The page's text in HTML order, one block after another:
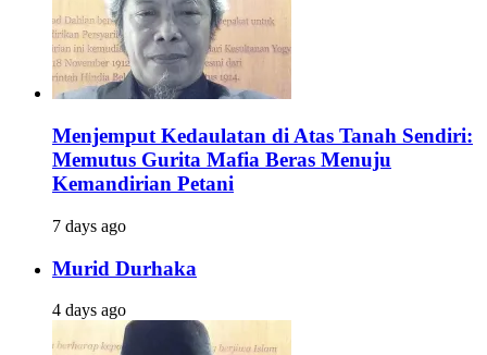
Menjemput Kedaulatan di Atas Tanah Sendiri:
Memutus Gurita Mafia Beras Menuju
Kemandirian Petani
7 days ago
Murid Durhaka
4 days ago